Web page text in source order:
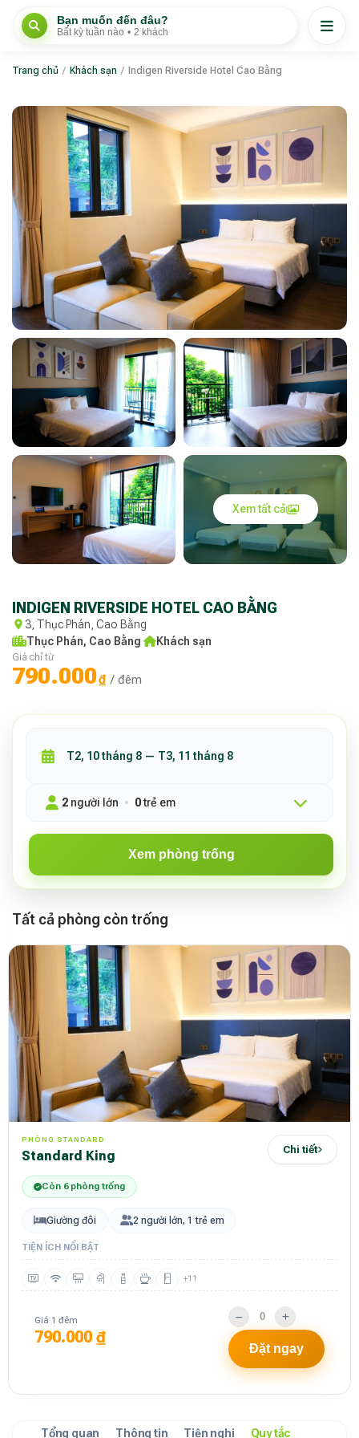
Bạn muốn đến đâu?
Bất kỳ tuần nào • 2 khách
Trang chủ / Khách sạn / Indigen Riverside Hotel Cao Bằng
Xem tất cả
INDIGEN RIVERSIDE HOTEL CAO BẰNG
3, Thục Phán, Cao Bằng
Thục Phán, Cao Bằng· Khách sạn
Giá chỉ từ
790.000₫ / đêm
2 người lớn 0trẻ em
Xem phòng trống
Tất cả phòng còn trống
PHÒNG STANDARD
Standard King Chi tiết
Còn 6 phòng trống
Giường đôi 2 người lớn, 1 trẻ em
TIỆN ÍCH NỔI BẬT
+11
Giá 1 đêm
790.000 ₫
Đặt ngay
Tổng quan Thông tin Tiện nghi Quy tắc